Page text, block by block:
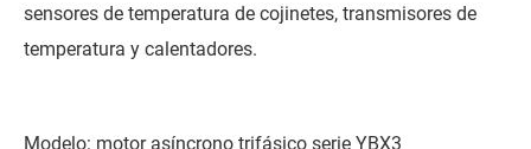
sensores de temperatura de cojinetes, transmisores de
temperatura y calentadores.
Modelo: motor asíncrono trifásico serie YBX3